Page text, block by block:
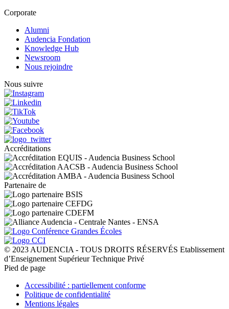
Corporate
Alumni
Audencia Fondation
Knowledge Hub
Newsroom
Nous rejoindre
Nous suivre
Accréditations
Partenaire de
© 2023 AUDENCIA - TOUS DROITS RÉSERVÉS Etablissement
d’Enseignement Supérieur Technique Privé
Pied de page
Accessibilité : partiellement conforme
Politique de confidentialité
Mentions légales